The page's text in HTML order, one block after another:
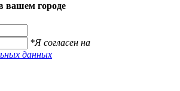
вашем городе
*Я согласен на
данных